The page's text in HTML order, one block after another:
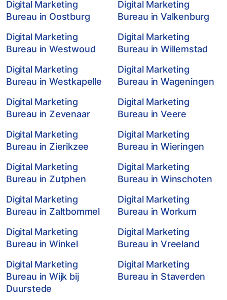
Digital Marketing
Bureau in Oostburg
Digital Marketing
Bureau in Valkenburg
Digital Marketing
Bureau in Westwoud
Digital Marketing
Bureau in Willemstad
Digital Marketing
Bureau in Westkapelle
Digital Marketing
Bureau in Wageningen
Digital Marketing
Bureau in Zevenaar
Digital Marketing
Bureau in Veere
Digital Marketing
Bureau in Zierikzee
Digital Marketing
Bureau in Wieringen
Digital Marketing
Bureau in Zutphen
Digital Marketing
Bureau in Winschoten
Digital Marketing
Bureau in Zaltbommel
Digital Marketing
Bureau in Workum
Digital Marketing
Bureau in Winkel
Digital Marketing
Bureau in Vreeland
Digital Marketing
Bureau in Wijk bij
Duurstede
Digital Marketing
Bureau in Staverden